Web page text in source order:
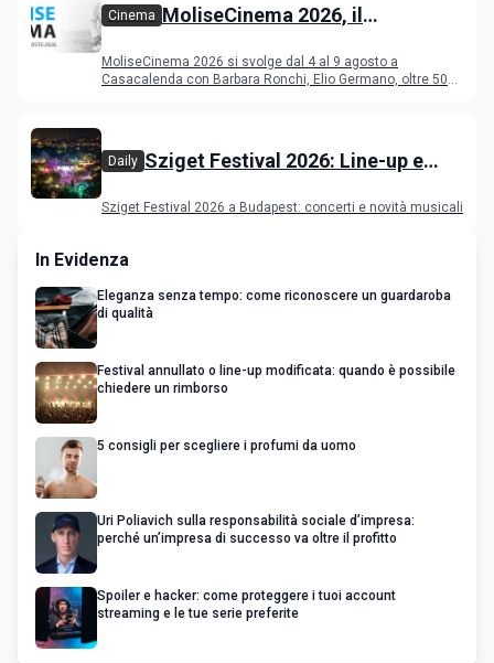
Cinema MoliseCinema 2026, il
MoliseCinema 2026 si svolge dal 4 al 9 agosto a
Casacalenda con Barbara Ronchi, Elio Germano, oltre 50
Daily Sziget Festival 2026: Line-up e
Sziget Festival 2026 a Budapest: concerti e novità musicali
In Evidenza
Eleganza senza tempo: come riconoscere un guardaroba
di qualità
Festival annullato o line-up modificata: quando è possibile
chiedere un rimborso
5 consigli per scegliere i profumi da uomo
Uri Poliavich sulla responsabilità sociale d’impresa:
perché un’impresa di successo va oltre il profitto
Spoiler e hacker: come proteggere i tuoi account
streaming e le tue serie preferite